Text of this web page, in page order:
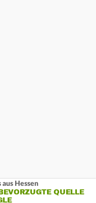
aus Hessen
QUELLE